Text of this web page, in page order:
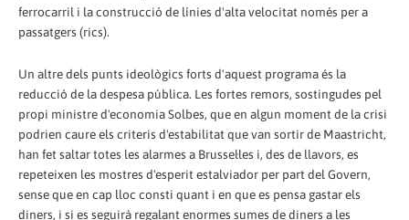
ferrocarril i la construcció de línies d'alta velocitat només per a
passatgers (rics).
Un altre dels punts ideològics forts d'aquest programa és la
reducció de la despesa pública. Les fortes remors, sostingudes pel
propi ministre d'economia Solbes, que en algun moment de la crisi
podrien caure els criteris d'estabilitat que van sortir de Maastricht,
han fet saltar totes les alarmes a Brussel·les i, des de llavors, es
repeteixen les mostres d'esperit estalviador per part del Govern,
sense que en cap lloc consti quant i en que es pensa gastar els
diners, i si es seguirà regalant enormes sumes de diners a les